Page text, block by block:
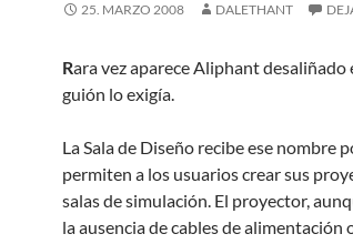
25. MARZO 2008 DALETHANT
Rara vez aparece Aliphant desaliñado
guión lo exigía.
La Sala de Diseño recibe ese nombre
permiten a los usuarios crear sus
salas de simulación. El proyector,
la ausencia de cables de alimentación